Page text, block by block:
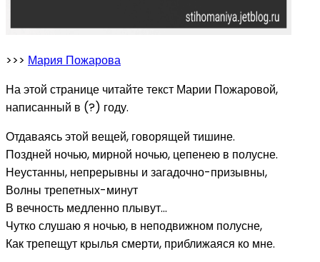
>>> Мария Пожарова
На этой странице читайте текст Марии Пожаровой,
написанный в (?) году.
Отдаваясь этой вещей, говорящей тишине.
Поздней ночью, мирной ночью, цепенею в полусне.
Неустанны, непрерывны и загадочно-призывны,
Волны трепетных-минут
В вечность медленно плывут...
Чутко слушаю я ночью, в неподвижном полусне,
Как трепещут крылья смерти, приближаяся ко мне.